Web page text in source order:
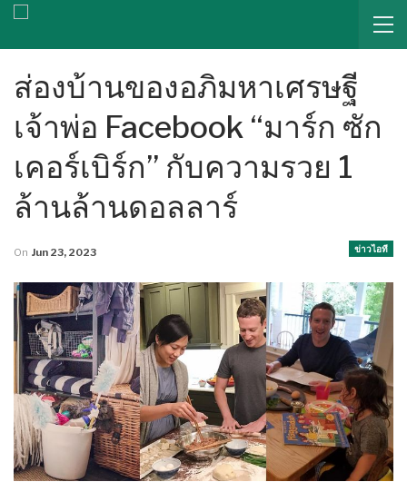
ส่องบ้านของอภิมหาเศรษฐี
เจ้าพ่อ Facebook “มาร์ก ซัก
เคอร์เบิร์ก” กับความรวย 1
ล้านล้านดอลลาร์
ข่าวไอที
On Jun 23, 2023